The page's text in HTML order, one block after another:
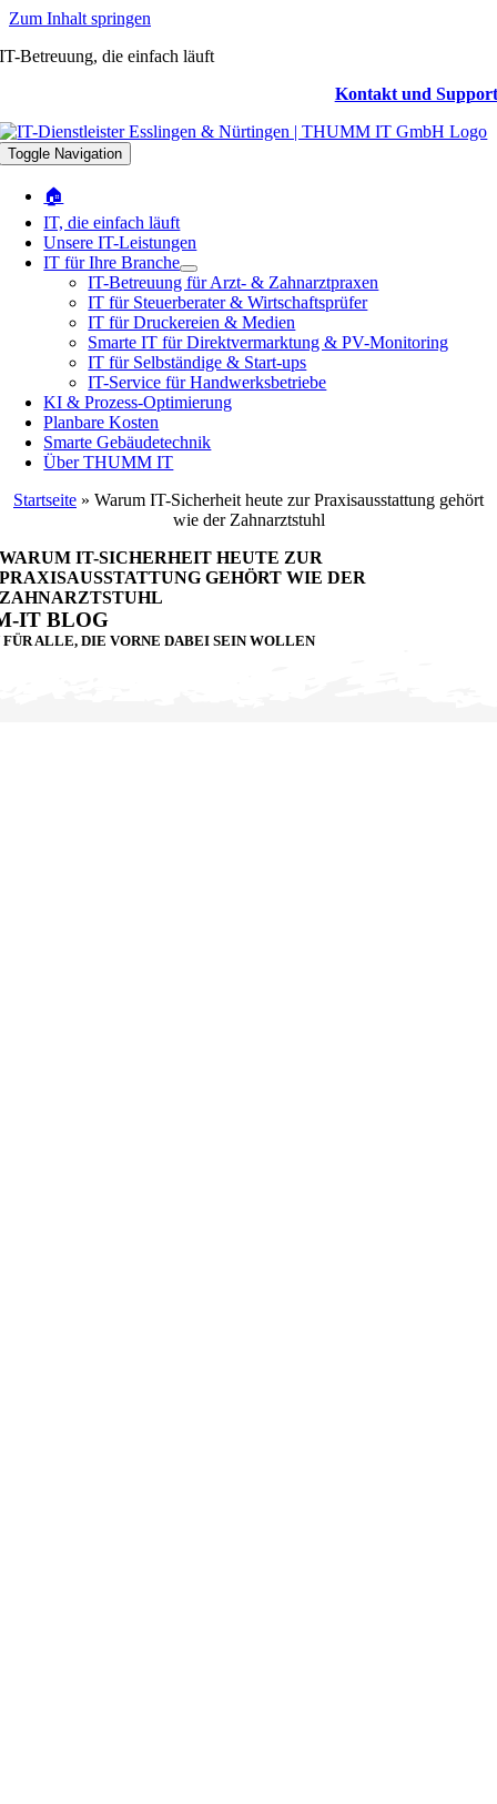
Zum Inhalt springen
IT-Betreuung, die einfach läuft
Kontakt und Support
Toggle Navigation
🏠
IT, die einfach läuft
Unsere IT-Leistungen
IT für Ihre Branche
IT-Betreuung für Arzt- & Zahnarztpraxen
IT für Steuerberater & Wirtschaftsprüfer
IT für Druckereien & Medien
Smarte IT für Direktvermarktung & PV-Monitoring
IT für Selbständige & Start-ups
IT-Service für Handwerksbetriebe
KI & Prozess-Optimierung
Planbare Kosten
Smarte Gebäudetechnik
Über THUMM IT
Startseite » Warum IT-Sicherheit heute zur Praxisausstattung gehört
wie der Zahnarztstuhl
WARUM IT-SICHERHEIT HEUTE ZUR
PRAXISAUSSTATTUNG GEHÖRT WIE DER
ZAHNARZTSTUHL
IT BLOG
FÜR ALLE, DIE VORNE DABEI SEIN WOLLEN